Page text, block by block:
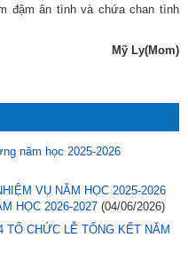
đậm ân tình và chứa chan tình
Mỹ Ly(Mom)
năm học 2025-2026
VỤ NĂM HỌC 2025-2026
HỌC 2026-2027 (04/06/2026)
TỔ CHỨC LỄ TỔNG KẾT NĂM